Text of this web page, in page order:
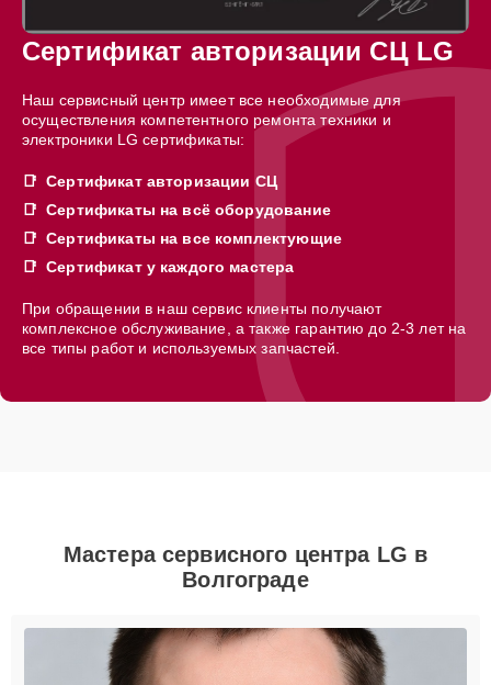
Сертификат авторизации СЦ LG
Наш сервисный центр имеет все необходимые для
осуществления компетентного ремонта техники и
электроники LG сертификаты:
Сертификат авторизации СЦ
Сертификаты на всё оборудование
Сертификаты на все комплектующие
Сертификат у каждого мастера
При обращении в наш сервис клиенты получают
комплексное обслуживание, а также гарантию до 2-3 лет на
все типы работ и используемых запчастей.
Мастера сервисного центра LG в
Волгограде